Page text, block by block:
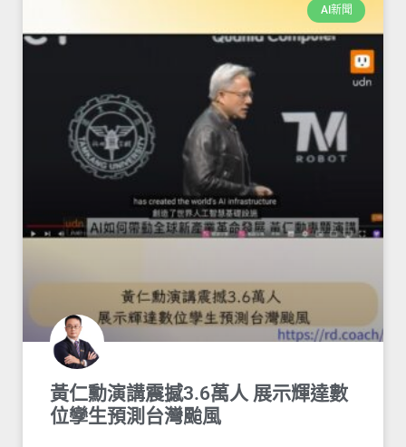
AI新聞
黃仁勳演講震撼3.6萬人 展示輝達數
位孿生預測台灣颱風